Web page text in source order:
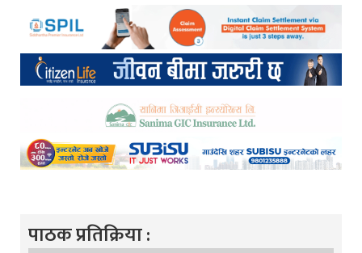
पाठक प्रतिक्रिया :